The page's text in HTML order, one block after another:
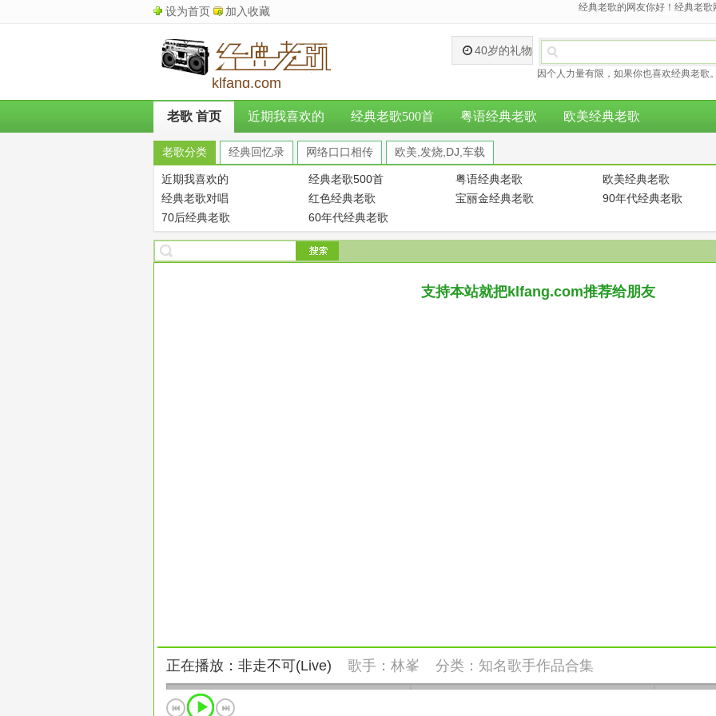
设为首页 加入收藏 经典老歌的网友你好！经典老
klfang.com
40岁的礼物
因个人力量有限，如果你也喜欢经典老歌
老歌 首页 近期我喜欢的 经典老歌500首 粤语经典老歌 欧美经典老歌
老歌分类 经典回忆录 网络口口相传 欧美,发烧,DJ,车载
近期我喜欢的 经典老歌500首 粤语经典老歌 欧美经典老歌
经典老歌对唱
红色经典老歌 宝丽金经典老歌 90年代经典老歌
70后经典老歌
60年代经典老歌
支持本站就把klfang.com推荐给朋友
正在播放：非走不可(Live) 歌手： 林峯 分类： 知名歌手作品合集